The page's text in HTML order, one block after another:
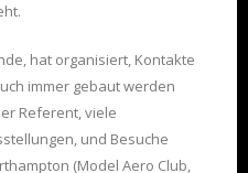
hat organisiert, Kontakte
immer gebaut werden
Referent, viele
und Besuche
(Model Aero Club,